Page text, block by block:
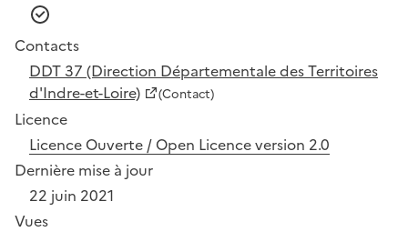
Contacts
DDT 37 (Direction Départementale des Territoires
d'Indre-et-Loire)
(Contact)
Licence
Licence Ouverte / Open Licence version 2.0
Dernière mise à jour
22 juin 2021
Vues